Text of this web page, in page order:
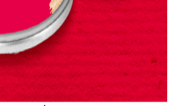
connecter ou créer un compte
pour bénéficier de cette offre.